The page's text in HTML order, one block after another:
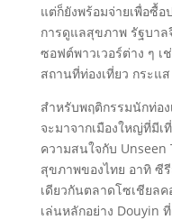
แต่ก็ยังพร้อมจ่ายเพื่อซื้
การดูแลสุขภาพ รัฐบาล
ซอฟต์พาวเวอร์ต่าง ๆ เ
สถานที่ท่องเที่ยว กระแ
สำหรับพฤติกรรมนักท่อ
จะมาจากเมืองใหญ่ที่มีเ
ความสนใจกับ Unseen
สุขภาพของไทย อาทิ ซี
เดียวกันตลาดโซเชียล
เล่นหลักอย่าง Douyin